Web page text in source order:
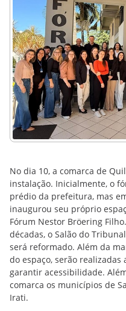
No dia 10, a comarca de
instalação. Inicialmente, o
prédio da prefeitura, mas
inaugurou seu próprio
Fórum Nestor Bröering
décadas, o Salão do
será reformado. Além da
do espaço, serão realizadas
garantir acessibilidade.
comarca os municípios de
Irati.